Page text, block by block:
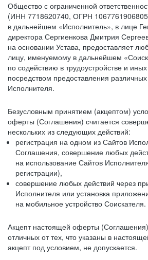
Общество с ограниченной
(ИНН 7718620740, ОГРН
в дальнейшем «Исполнитель», в лице
директора Сергиенкова Дмитрия
на основании Устава, предоставляет
лицу, именуемому в дальнейшем
по содействию в трудоустройстве и
посредством предоставления
Исполнителя.
Безусловным принятием (акцептом)
оферты (Соглашения) считается
нескольких из следующих действий:
регистрация на одном из Сайтов
Соглашения, совершение любых
на использование Сайтов
регистрации),
совершение любых действий через
Исполнителя или установка
на мобильное устройство Соискателя.
Акцепт настоящей оферты
отличных от тех, что указаны в
акцепт под условием, не допускается.